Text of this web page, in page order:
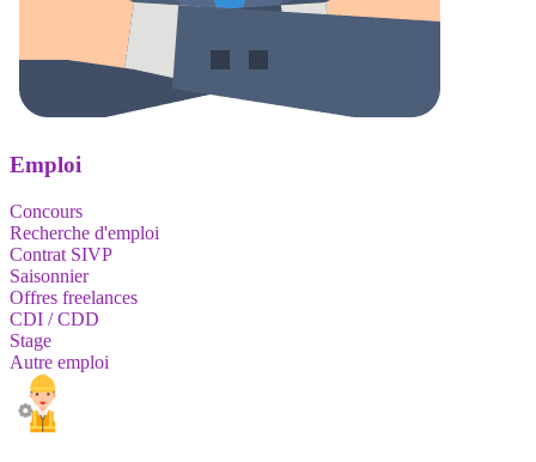
Emploi
Concours
Recherche d'emploi
Contrat SIVP
Saisonnier
Offres freelances
CDI / CDD
Stage
Autre emploi